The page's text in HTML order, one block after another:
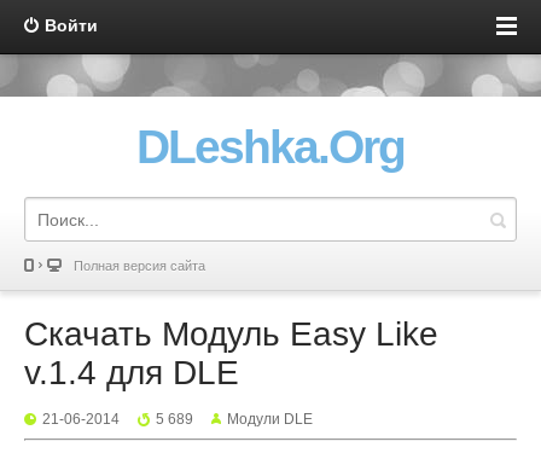
Войти
DLeshka.Org
Полная версия сайта
Скачать Модуль Easy Like
v.1.4 для DLE
21-06-2014 5 689 Mодули DLE